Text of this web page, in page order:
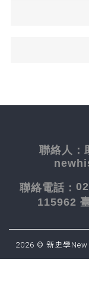
聯絡人：
聯絡電話：
115962
2026 © 新史學